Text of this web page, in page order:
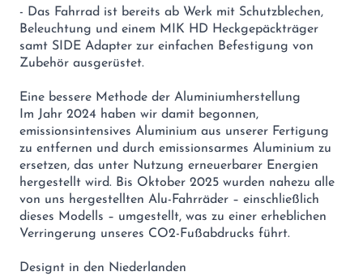
- Das Fahrrad ist bereits ab Werk mit Schutzblechen,
Beleuchtung und einem MIK HD Heckgepäckträger
samt SIDE Adapter zur einfachen Befestigung von
Zubehör ausgerüstet.
Eine bessere Methode der Aluminiumherstellung
Im Jahr 2024 haben wir damit begonnen,
emissionsintensives Aluminium aus unserer Fertigung
zu entfernen und durch emissionsarmes Aluminium zu
ersetzen, das unter Nutzung erneuerbarer Energien
hergestellt wird. Bis Oktober 2025 wurden nahezu alle
von uns hergestellten Alu-Fahrräder – einschließlich
dieses Modells – umgestellt, was zu einer erheblichen
Verringerung unseres CO2-Fußabdrucks führt.
Designt in den Niederlanden